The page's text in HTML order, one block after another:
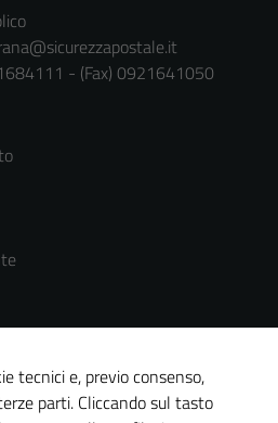
- (Fax) 0921641050
tecnici e, previo consenso,
parti. Cliccando sul tasto